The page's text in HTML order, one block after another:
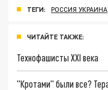
ТЕГИ: РОССИЯ УКРАИНА
ЧИТАЙТЕ ТАКЖЕ:
Технофашисты XXI века
"Кротами" были все?